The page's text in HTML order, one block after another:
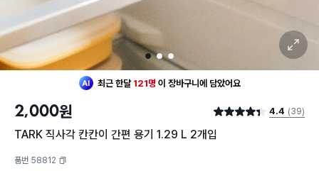
1 2 3
확대 보기
최근 한달 121명 이 장바구니에 담았어요
2,000원 별점 4.4점 4.4 (39)
TARK 직사각 칸칸이 간편 용기 1.29 L 2개입
품번 58812